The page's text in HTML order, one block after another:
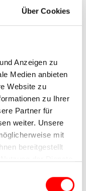
Über Cookies
Anzeigen zu
Medien anbieten
Website zu
zu Ihrer
Partner für
weiter. Unsere
mit
bereitgestellt
erreichen
Insel entwickelte